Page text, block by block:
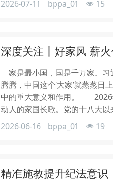
2026-07-11
bppa_01 15
深度关注丨好家风 薪
家是最小国，国是千万家。习
腾腾，中国这个‘大家’就蒸蒸日
中的重大意义和作用。 2026
动人的家国长歌。党的十八大
2026-06-16
bppa_01 19
精准施教提升纪法意识